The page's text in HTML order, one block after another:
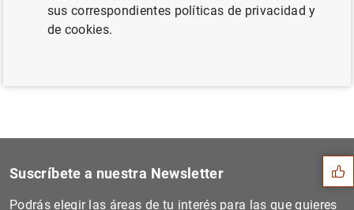
Anterior
Sugerencias
Suscríbete a nuestra Newsletter
Podrás elegir las áreas de tu interés para las que quieres
sus correspondientes políticas de privacidad y
de cookies.